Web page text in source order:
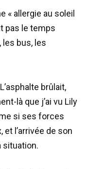
« allergie au soleil
pas le temps
les bus, les
brûlait,
là que j’ai vu Lily
si ses forces
et l’arrivée de son
situation.